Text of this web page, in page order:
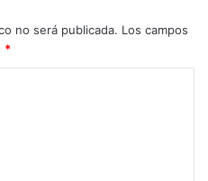
no será publicada. Los campos
*